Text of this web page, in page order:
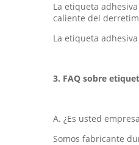
La etiqueta
caliente del
La etiqueta
3. FAQ sobre
A. ¿Es usted
Somos fabricante